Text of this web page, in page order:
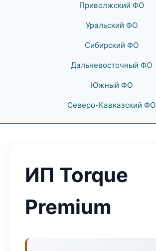
Приволжский ФО
Уральский ФО
Сибирский ФО
Дальневосточный ФО
Южный ФО
Северо-Кавказский ФО
ИП Torque
Premium